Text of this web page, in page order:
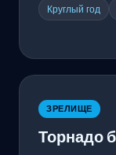
Круглый год
ЗРЕЛИЩЕ
Торнадо